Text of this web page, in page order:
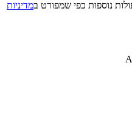
נוספות כפי שמפורט במדיניות